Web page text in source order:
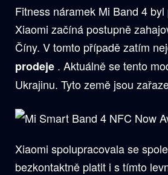
Fitness náramek Mi Band 4
Xiaomi začíná postupně
Číny. V tomto případě zatím
prodeje . Aktuálně se tento
Ukrajinu. Tyto země jsou
Xiaomi spolupracovala se
bezkontaktně platit i s tímto